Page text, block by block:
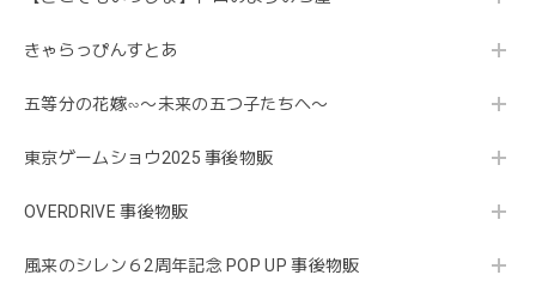
きゃらっぴんすとあ
五等分の花嫁∽〜未来の五つ子たちへ〜
東京ゲームショウ2025 事後物販
OVERDRIVE 事後物販
風来のシレン６2周年記念 POP UP 事後物販